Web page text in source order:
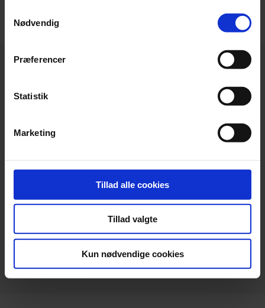
Nødvendig
Præferencer
Statistik
Marketing
Tillad alle cookies
Tillad valgte
Kun nødvendige cookies
DK-9220 Aalborg Ø
Telefax:+45 96 34 79 30
info@beierholm.dk